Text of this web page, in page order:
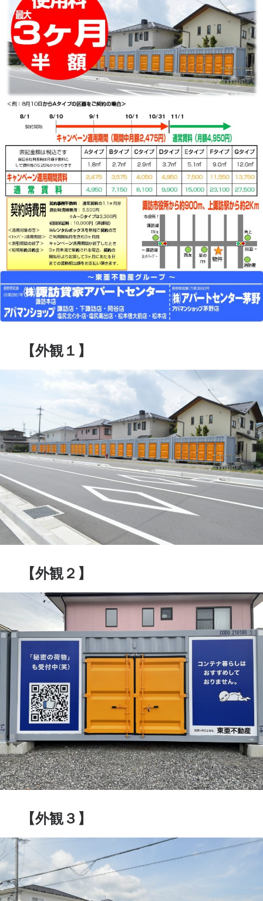
【外観１】
【外観２】
【外観３】